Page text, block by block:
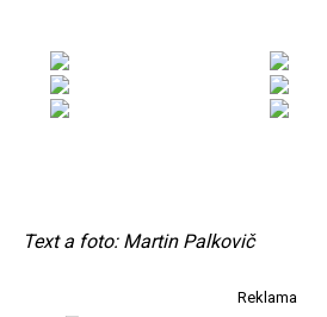
Text a foto: Martin Palkovič
Reklama